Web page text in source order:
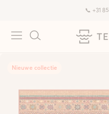
📞 +31
Nieuwe collectie